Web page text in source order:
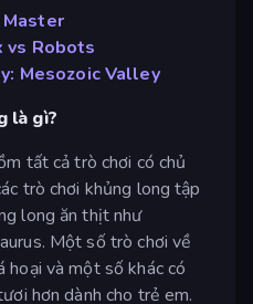
Master
vs Robots
Mesozoic Valley
là gì?
tất cả trò chơi có chủ
trò chơi khủng long tập
long ăn thịt như
Một số trò chơi về
hoại và một số khác có
hơn dành cho trẻ em.